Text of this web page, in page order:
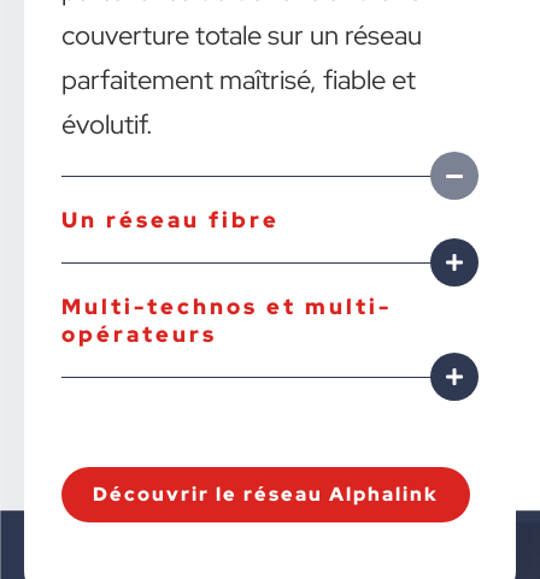
couverture totale sur un réseau
parfaitement maîtrisé, fiable et
évolutif.
Un réseau fibre
Multi-technos et multi-
opérateurs
Découvrir le réseau Alphalink